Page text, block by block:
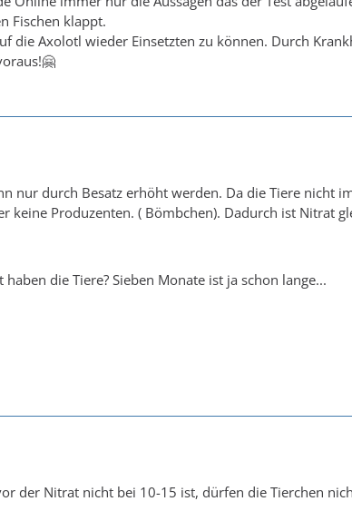
Fischen klappt.
die Axolotl wieder Einsetzten zu können. Durch
nur durch Besatz erhöht werden. Da die Tiere nicht
keine Produzenten. ( Bömbchen). Dadurch ist Nitrat
die Tiere? Sieben Monate ist ja schon lange...
der Nitrat nicht bei 10-15 ist, dürfen die Tierchen